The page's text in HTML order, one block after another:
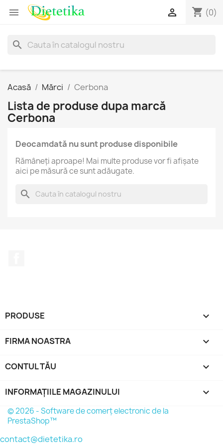
 shopping_cart (0)

search
Acasă Mărci Cerbona
Lista de produse dupa marcă
Cerbona
Deocamdată nu sunt produse disponibile
Rămâneţi aproape! Mai multe produse vor fi afișate
aici pe măsură ce sunt adăugate.
search
PRODUSE 
FIRMA NOASTRA 
CONTUL TĂU 
INFORMAȚIILE MAGAZINULUI keyboard_arrow_down
© 2026 - Software de comerț electronic de la
PrestaShop™
contact@dietetika.ro